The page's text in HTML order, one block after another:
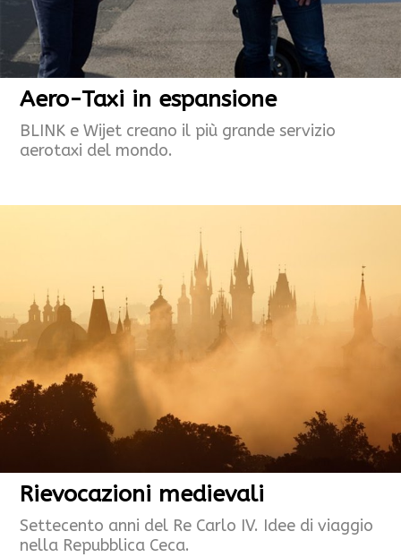
Aero-Taxi in espansione
BLINK e Wijet creano il più grande servizio
aerotaxi del mondo.
Rievocazioni medievali
Settecento anni del Re Carlo IV. Idee di viaggio
nella Repubblica Ceca.